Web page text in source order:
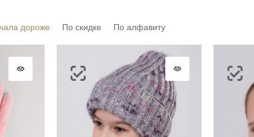
дороже По скидке По алфавиту